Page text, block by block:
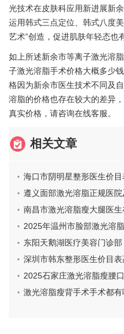
光技术在皮肤科应用新进展新
运用韩式三点定位、韩式八度
艺术”创造，促进肌肤年轻态也
如上所述新余市等离子激光溶
子激光溶脂手术价格大概多少
格因为新余市医生技术不同及
溶脂的价格也存在较大的差异
真实价格，请咨询在线客服。
相关文章
海口市阴明星整形医生价
遵义面部激光溶脂正规医
南昌市激光溶脂瘦大腿医
喆医生整形案例公开）
2025年温州市脸部激光溶
脸部激光溶脂整形医院)
东阳天鹅湖医疗美容门诊
哪-价格(价目)一览抢先看
深圳市韩东整形医生价目
2025石家庄激光溶脂瘦腰
格评价，石家庄天伊美医疗
激光溶脂瘦背手术手术都